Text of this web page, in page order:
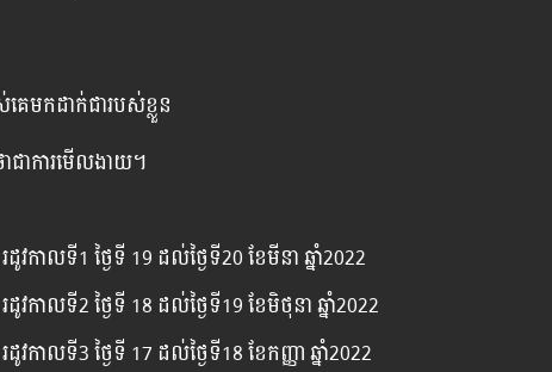
េមកដាក់ជារបស់ខ្លួន
ជាការមើលងាយ។
វកាលទី1 ថ្ងៃទី 19 ដល់ថ្ងៃទី20 ខែមីនា ឆ្នាំ2022
វកាលទី2 ថ្ងៃទី 18 ដល់ថ្ងៃទី19 ខែមិថុនា ឆ្នាំ2022
វកាលទី3 ថ្ងៃទី 17 ដល់ថ្ងៃទី18 ខែកញ្ញា ឆ្នាំ2022